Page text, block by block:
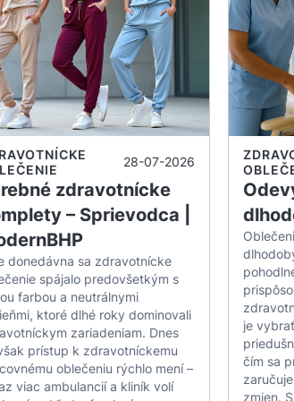
ochranná plocha– účinne chráni
na prácu pri príprave jedál –
pri používaní– napriek dĺžke
materiály– odolné voči častému
vzadu– jednoduché
gastronomických
zabezpečuje, že zástery sa
– plnšia ochrana pri príprave
a cukrári– ideálne pri práci s
a čašníčky– elegantný vzhľad a
– zabezpečujú ochranu pri
28-07-2026
zdravotnícke
– Sprievodca |
donedávna sa zdravotnícke
spájalo predovšetkým s
farbou a neutrálnymi
ktoré dlhé roky dominovali
zariadeniam. Dnes
prístup k zdravotníckemu
oblečeniu rýchlo mení –
viac ambulancií a kliník volí
je
čím sa
zmien.